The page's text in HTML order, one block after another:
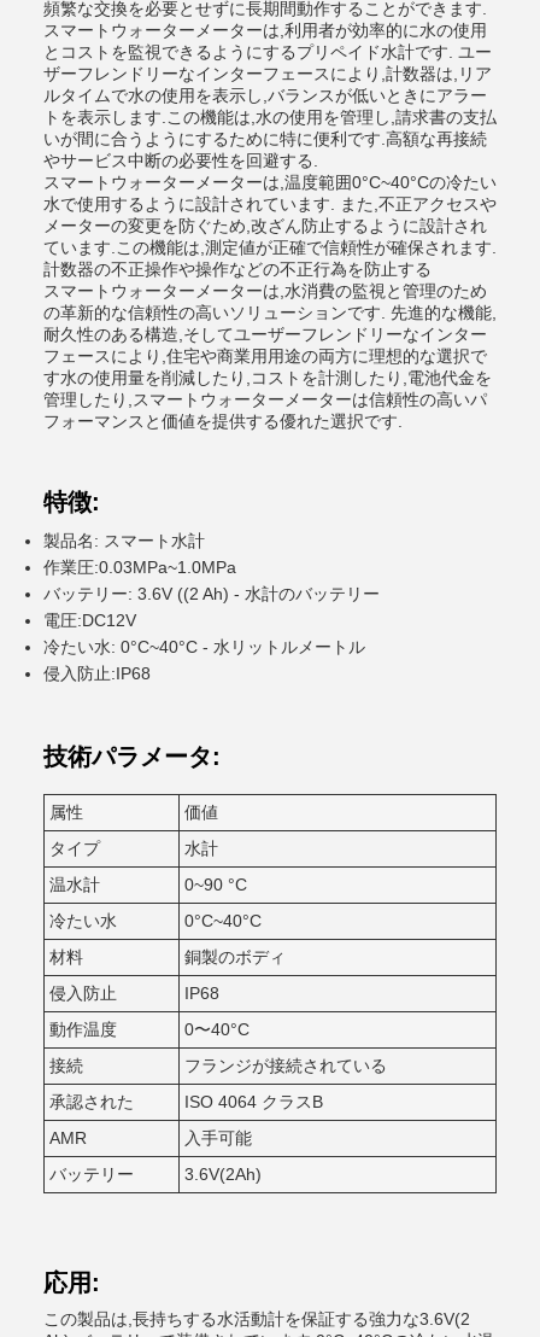
頻繁な交換を必要とせずに長期間動作することができます.
スマートウォーターメーターは,利用者が効率的に水の使用
とコストを監視できるようにするプリペイド水計です. ユー
ザーフレンドリーなインターフェースにより,計数器は,リア
ルタイムで水の使用を表示し,バランスが低いときにアラー
トを表示します.この機能は,水の使用を管理し,請求書の支払
いが間に合うようにするために特に便利です.高額な再接続
やサービス中断の必要性を回避する.
スマートウォーターメーターは,温度範囲0°C~40°Cの冷たい
水で使用するように設計されています. また,不正アクセスや
メーターの変更を防ぐため,改ざん防止するように設計され
ています.この機能は,測定値が正確で信頼性が確保されます.
計数器の不正操作や操作などの不正行為を防止する
スマートウォーターメーターは,水消費の監視と管理のため
の革新的な信頼性の高いソリューションです. 先進的な機能,
耐久性のある構造,そしてユーザーフレンドリーなインター
フェースにより,住宅や商業用用途の両方に理想的な選択で
す水の使用量を削減したり,コストを計測したり,電池代金を
管理したり,スマートウォーターメーターは信頼性の高いパ
フォーマンスと価値を提供する優れた選択です.
特徴:
製品名: スマート水計
作業圧:0.03MPa~1.0MPa
バッテリー: 3.6V ((2 Ah) - 水計のバッテリー
電圧:DC12V
冷たい水: 0°C~40°C - 水リットルメートル
侵入防止:IP68
技術パラメータ:
属性
価値
タイプ
水計
温水計
0~90 °C
冷たい水
0°C~40°C
材料
銅製のボディ
侵入防止
IP68
動作温度
0〜40°C
接続
フランジが接続されている
承認された
ISO 4064 クラスB
AMR
入手可能
バッテリー
3.6V(2Ah)
応用:
この製品は,長持ちする水活動計を保証する強力な3.6V(2